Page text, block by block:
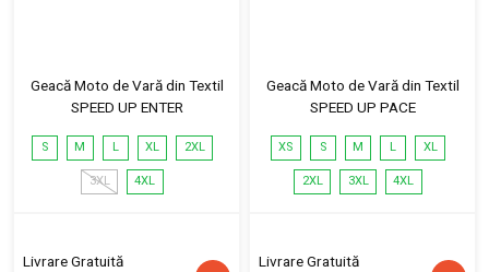
Geacă Moto de Vară din Textil
SPEED UP ENTER
S M L XL 2XL
3XL 4XL
Livrare Gratuită
Geacă Moto de Vară din Textil
SPEED UP PACE
XS S M L XL
2XL 3XL 4XL
Livrare Gratuită